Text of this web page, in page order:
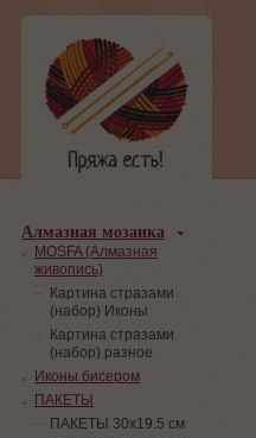
Алмазная мозаика
MOSFA (Алмазная
живопись)
Картина стразами
(набор) Иконы
Картина стразами
(набор) разное
Иконы бисером
ПАКЕТЫ
ПАКЕТЫ 30х19.5 см